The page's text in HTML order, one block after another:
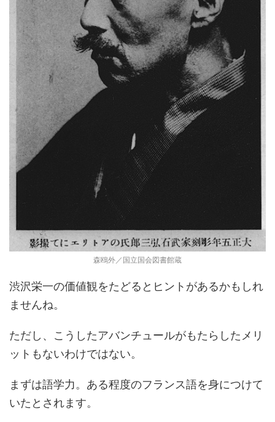
森鴎外／国立国会図書館蔵
渋沢栄一の価値観をたどるとヒントがあるかもしれ
ませんね。
ただし、こうしたアバンチュールがもたらしたメリ
ットもないわけではない。
まずは語学力。ある程度のフランス語を身につけて
いたとされます。